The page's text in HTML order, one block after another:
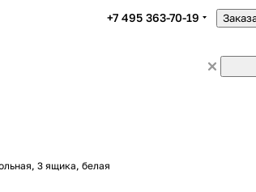
+7 495 363-70-19
3 ящика, белая